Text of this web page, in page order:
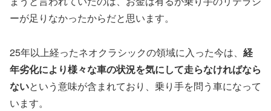
ーが足りなかったからだと思います。
25年以上経ったネオクラシックの領域に入った今は、 経
年劣化により様々な車の状況を気にして走らなければなら
ないという意味が含まれており、乗り手を問う車になって
います。